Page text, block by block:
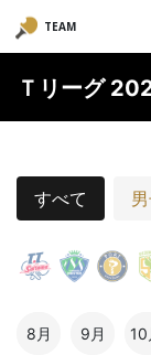
TEAM
Ｔリーグ
すべて
8月 9月 10